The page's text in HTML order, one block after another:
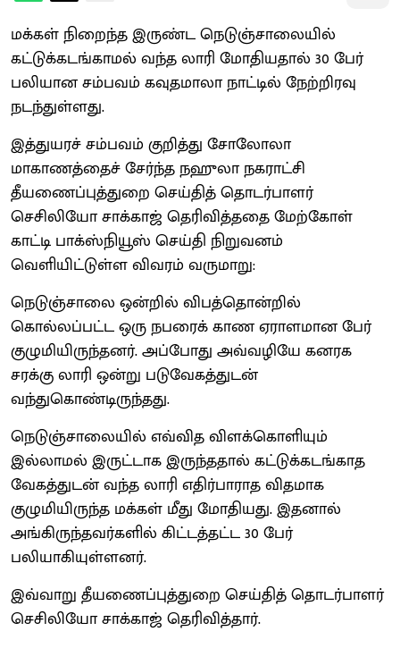
மக்கள் நிறைந்த இருண்ட நெடுஞ்சாலையில்
கட்டுக்கடங்காமல் வந்த லாரி மோதியதால் 30 பேர்
பலியான சம்பவம் கவுதமாலா நாட்டில் நேற்றிரவு
நடந்துள்ளது.
இத்துயரச் சம்பவம் குறித்து சோலோலா
மாகாணத்தைச் சேர்ந்த நஹுலா நகராட்சி
தீயணைப்புத்துறை செய்தித் தொடர்பாளர்
செசிலியோ சாக்காஜ் தெரிவித்ததை மேற்கோள்
காட்டி பாக்ஸ்நியூஸ் செய்தி நிறுவனம்
வெளியிட்டுள்ள விவரம் வருமாறு:
நெடுஞ்சாலை ஒன்றில் விபத்தொன்றில்
கொல்லப்பட்ட ஒரு நபரைக் காண ஏராளமான பேர்
குழுமியிருந்தனர். அப்போது அவ்வழியே கனரக
சரக்கு லாரி ஒன்று படுவேகத்துடன்
வந்துகொண்டிருந்தது.
நெடுஞ்சாலையில் எவ்வித விளக்கொளியும்
இல்லாமல் இருட்டாக இருந்ததால் கட்டுக்கடங்காத
வேகத்துடன் வந்த லாரி எதிர்பாராத விதமாக
குழுமியிருந்த மக்கள் மீது மோதியது. இதனால்
அங்கிருந்தவர்களில் கிட்டத்தட்ட 30 பேர்
பலியாகியுள்ளனர்.
இவ்வாறு தீயணைப்புத்துறை செய்தித் தொடர்பாளர்
செசிலியோ சாக்காஜ் தெரிவித்தார்.